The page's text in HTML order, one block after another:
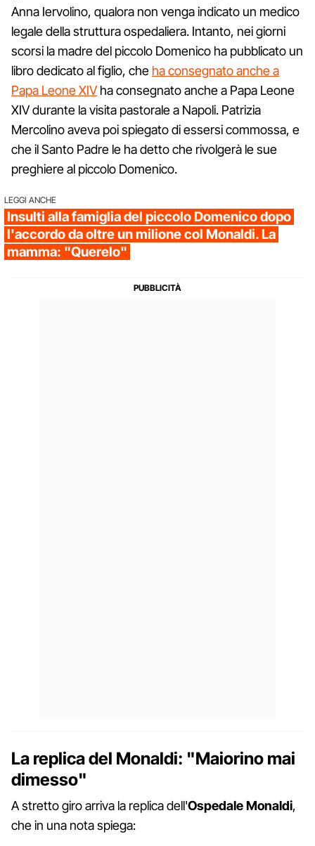
Anna Iervolino, qualora non venga indicato un medico
legale della struttura ospedaliera. Intanto, nei giorni
scorsi la madre del piccolo Domenico ha pubblicato un
libro dedicato al figlio, che ha consegnato anche a
Papa Leone XIV ha consegnato anche a Papa Leone
XIV durante la visita pastorale a Napoli. Patrizia
Mercolino aveva poi spiegato di essersi commossa, e
che il Santo Padre le ha detto che rivolgerà le sue
preghiere al piccolo Domenico.
LEGGI ANCHE
Insulti alla famiglia del piccolo Domenico dopo
l'accordo da oltre un milione col Monaldi. La
mamma: "Querelo"
La replica del Monaldi: "Maiorino mai
dimesso"
A stretto giro arriva la replica dell'Ospedale Monaldi,
che in una nota spiega: